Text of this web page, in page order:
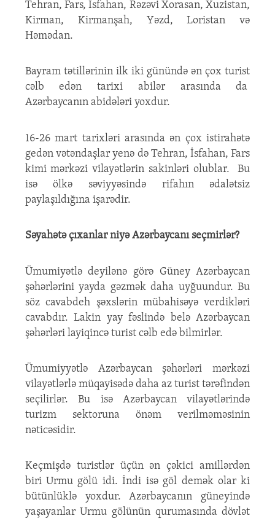
Tehran, Fars, İsfahan, Rəzəvi Xorasan, Xuzistan,
Kirman, Kirmanşah, Yəzd, Loristan və
Həmədan.
Bayram tətillərinin ilk iki günündə ən çox turist
cəlb edən tarixi abilər arasında da
Azərbaycanın abidələri yoxdur.
16-26 mart tarixləri arasında ən çox istirahətə
gedən vətəndaşlar yenə də Tehran, İsfahan, Fars
kimi mərkəzi vilayətlərin sakinləri olublar. Bu
isə ölkə səviyyəsində rifahın ədalətsiz
paylaşıldığına işarədir.
Səyahətə çıxanlar niyə Azərbaycanı seçmirlər?
Ümumiyətlə deyilənə görə Güney Azərbaycan
şəhərlərini yayda gəzmək daha uyğuundur. Bu
söz cavabdeh şəxslərin mübahisəyə verdikləri
cavabdır. Lakin yay fəslində belə Azərbaycan
şəhərləri layiqincə turist cəlb edə bilmirlər.
Ümumiyyətlə Azərbaycan şəhərləri mərkəzi
vilayətlərlə müqayisədə daha az turist tərəfindən
seçilirlər. Bu isə Azərbaycan vilayətlərində
turizm sektoruna önəm verilməməsinin
nəticəsidir.
Keçmişdə turistlər üçün ən çəkici amillərdən
biri Urmu gölü idi. İndi isə göl demək olar ki
bütünlüklə yoxdur. Azərbaycanın güneyində
yaşayanlar Urmu gölünün qurumasında dövlət